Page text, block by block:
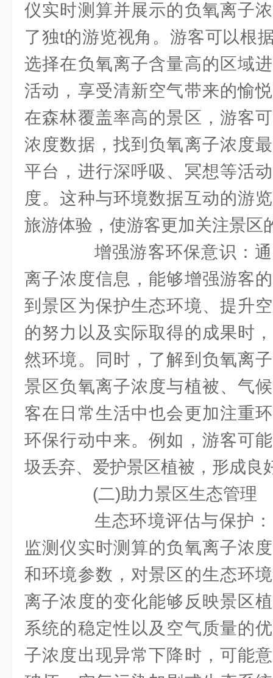
仪实时测算并展示的负氧离子
了独t的游览视角。游客可以根
选择在负氧离子含量高的区域
活动，享受清新空气带来的愉
在森林覆盖率高的景区，游客
浓度数据，找到负氧离子浓度
平台，进行深呼吸、冥想等活
度。这种与环境数据互动的游
旅游体验，使游客更加关注景区
增强游客环保意识：通
离子浓度信息，能够增强游客
到景区为保护生态环境、提升
的努力以及实际取得的成果时
然环境。同时，了解到负氧离
景区负氧离子浓度与植被、气
客在日常生活中也会更加注重
环保行动中来。例如，游客可
圾丢弃、爱护景区植被，形成良
(二)助力景区生态管理
生态环境评估与保护：
监测仪实时测算的负氧离子浓
和环境参数，对景区的生态环
离子浓度的变化能够反映景区
系统的稳定性以及空气质量的
子浓度出现异常下降时，可能